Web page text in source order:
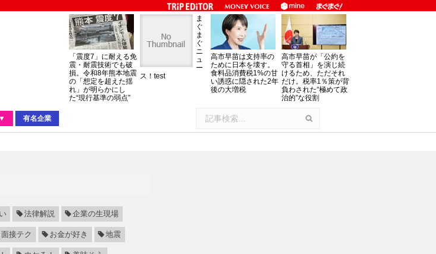
「震度7」に耐える免
震・耐震技術でも破
損。令和8年熊本地震
の「想定を超えた揺
れ」が明らかにし
た“現行基準の弱点”
ま
ぐ
ま
ぐ
ニ
ュ
ー
ス！test
高市早苗は支持率の
ために日本を壊す。
食料品消費税1%の甘
い誘惑に隠された2年
後の大増税
高市早苗が「公約を
守る首相」を演じ続
けるため、ただそれ
だけ。税率1％策が背
負わされた“極めて政
治的”な役割
有名企業
法律解説 企業の生現場
面接テク お金が好き 地震